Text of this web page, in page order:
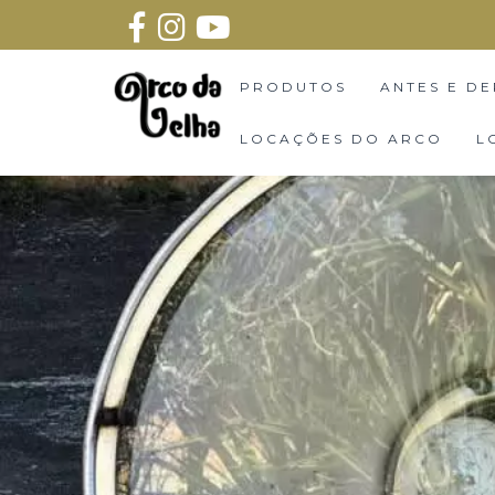
PRODUTOS ANTES E
LOCAÇÕES DO ARCO